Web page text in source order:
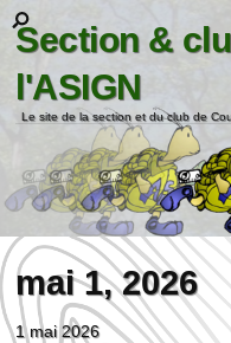
Section &
l'ASIGN
Le site de la section et du club de
mai 1, 2026
1 mai 2026